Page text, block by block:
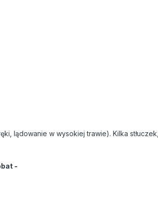
lądowanie w wysokiej trawie). Kilka
-